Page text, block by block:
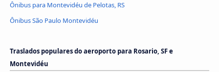
Ônibus para Montevidéu de Pelotas, RS
Ônibus São Paulo Montevidéu
Traslados populares do aeroporto para Rosario, SF e
Montevidéu